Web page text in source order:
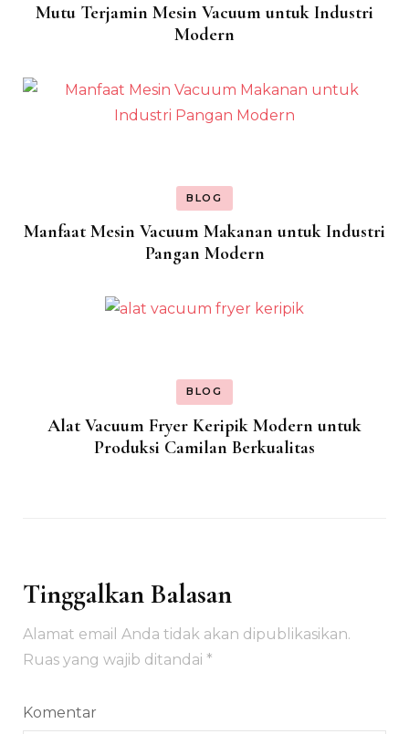
Mutu Terjamin Mesin Vacuum untuk Industri
Modern
BLOG
Manfaat Mesin Vacuum Makanan untuk Industri
Pangan Modern
BLOG
Alat Vacuum Fryer Keripik Modern untuk
Produksi Camilan Berkualitas
Tinggalkan Balasan
Alamat email Anda tidak akan dipublikasikan.
Ruas yang wajib ditandai *
Komentar